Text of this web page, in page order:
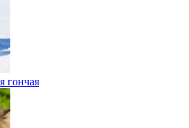
гончая